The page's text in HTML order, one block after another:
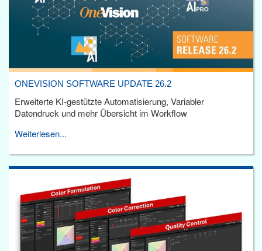
ONEVISION SOFTWARE UPDATE 26.2
Erweiterte KI-gestützte Automatisierung, Variabler
Datendruck und mehr Übersicht im Workflow
Weiterlesen...